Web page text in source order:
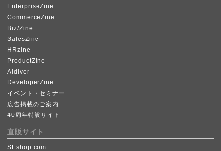
EnterpriseZine
CommerceZine
Biz/Zine
SalesZine
HRzine
ProductZine
AIdiver
DeveloperZine
イベント・セミナー
広告掲載のご案内
40周年特設サイト
直販サイト
SEshop.com